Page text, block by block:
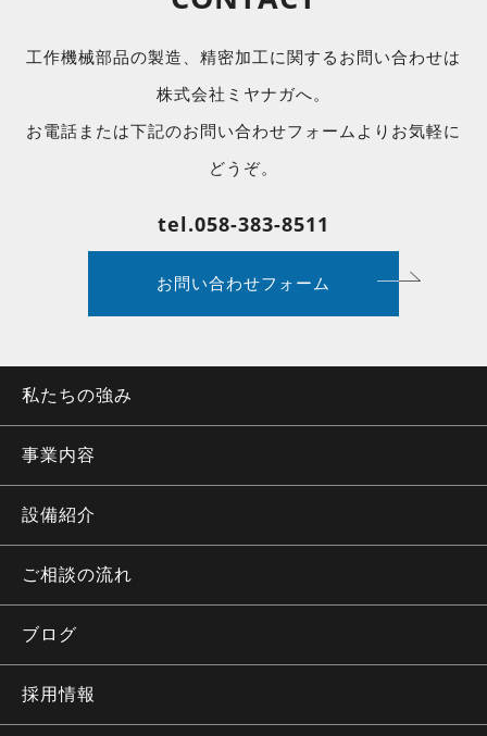
工作機械部品の製造、精密加工に関するお問い合わせは
株式会社ミヤナガへ。
お電話または下記のお問い合わせフォームよりお気軽に
どうぞ。
tel.058-383-8511
お問い合わせフォーム
私たちの強み
事業内容
設備紹介
ご相談の流れ
ブログ
採用情報